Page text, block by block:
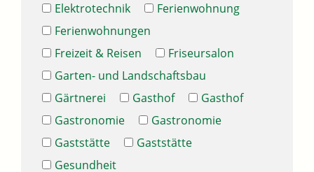
Elektrotechnik
Ferienwohnung
Ferienwohnungen
Freizeit & Reisen
Friseursalon
Garten- und Landschaftsbau
Gärtnerei
Gasthof
Gasthof
Gastronomie
Gastronomie
Gaststätte
Gaststätte
Gesundheit